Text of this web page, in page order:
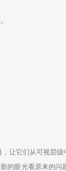
让它们从可视层级
眼光看原来的